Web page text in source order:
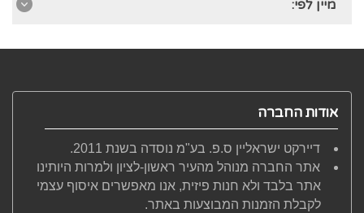
מיין לפי:
אודות החברה
דיירקט ישראליין ס.פ. בע"מ נוסדה בשנת 2011.
אתר החברה מנוהל מהעיר ראשון-לציון ולמרות היותינו
אתר בלבד ולא חנות פיזית, אנו מאפשרים איסוף עצמי
לקבלת הזמנות המבוצעות באתר.